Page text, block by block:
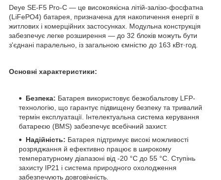
Deye SE-F5 Pro-C — це високоякісна літій-залізо-фосфатна
(LiFePO4) батарея, призначена для накопичення енергії в
житлових і комерційних застосунках. Модульна конструкція
забезпечує легке розширення — до 32 блоків можуть бути
з'єднані паралельно, із загальною ємністю до 163 кВт·год.
Основні характеристики:
Безпека: Батарея використовує безкобальтову LFP-
технологію, що гарантує підвищену безпеку та тривалий
термін експлуатації. Інтелектуальна система керування
батареєю (BMS) забезпечує всебічний захист.
Надійність: Батарея підтримує високі можливості
розряджання й ефективно працює в широкому
температурному діапазоні від -20 °C до 55 °C. Ступінь
захисту IP21 і система природного охолодження
забезпечують довговічність.